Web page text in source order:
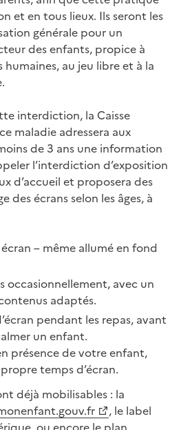
et en tous lieux. Ils seront les
générale pour un
des enfants, propice à
humaines, au jeu libre et à la
interdiction, la Caisse
maladie adressera aux
de 3 ans une information
l’interdiction d’exposition
d’accueil et proposera des
des écrans selon les âges, à
– même allumé en fond
occasionnellement, avec un
adaptés.
pendant les repas, avant
un enfant.
présence de votre enfant,
temps d’écran.
déjà mobilisables : la
, le label